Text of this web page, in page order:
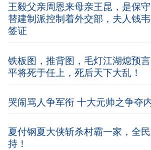
王毅父亲周恩来母亲王昆，是保守
替建制派控制着外交部，夫人钱
签证
铁板图，推背图，毛灯江湖熄预
平将死于任上，死后天下大乱！
哭闹骂人争军衔 十大元帅之争夺
夏付钢夏大侠斩杀村霸一家，全
持！